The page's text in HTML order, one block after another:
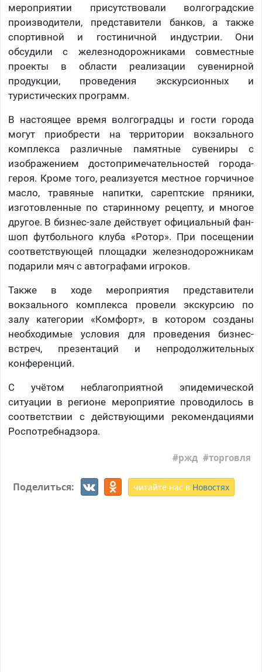
мероприятии присутствовали волгоградские
производители, представители банков, а также
спортивной и гостиничной индустрии. Они
обсудили с железнодорожниками совместные
проекты в области реализации сувенирной
продукции, проведения экскурсионных и
туристических программ.
В настоящее время волгоградцы и гости города
могут приобрести на территории вокзального
комплекса различные памятные сувениры с
изображением достопримечательностей города-
героя. Кроме того, реализуется местное горчичное
масло, травяные напитки, сарептские пряники,
изготовленные по старинному рецепту, и многое
другое. В бизнес-зале действует официальный фан-
шоп футбольного клуба «Ротор». При посещении
соответствующей площадки железнодорожникам
подарили мяч с автографами игроков.
Также в ходе мероприятия представители
вокзального комплекса провели экскурсию по
залу категории «Комфорт», в котором созданы
необходимые условия для проведения бизнес-
встреч, презентаций и непродолжительных
конференций.
С учётом неблагоприятной эпидемической
ситуации в регионе мероприятие проводилось в
соответствии с действующими рекомендациями
Роспотребнадзора.
ржд торговля
Поделиться: читайте нас в Новостях